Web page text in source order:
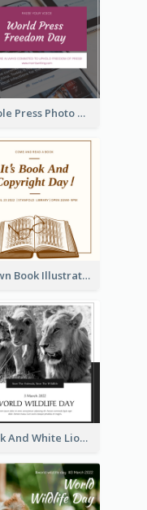
Purple Press Photo World Press Freedom Day Instagram Post
Brown Book Illustration Book And Copyright Day Instagram Post
Black And White Lion World Wildlife Day Instagram Post